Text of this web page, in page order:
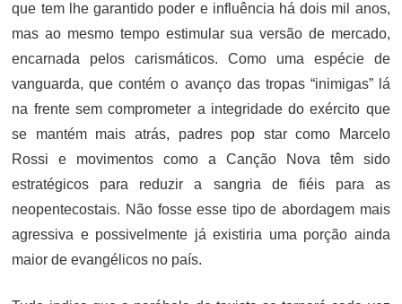
que tem lhe garantido poder e influência há dois mil anos,
mas ao mesmo tempo estimular sua versão de mercado,
encarnada pelos carismáticos. Como uma espécie de
vanguarda, que contém o avanço das tropas “inimigas” lá
na frente sem comprometer a integridade do exército que
se mantém mais atrás, padres pop star como Marcelo
Rossi e movimentos como a Canção Nova têm sido
estratégicos para reduzir a sangria de fiéis para as
neopentecostais. Não fosse esse tipo de abordagem mais
agressiva e possivelmente já existiria uma porção ainda
maior de evangélicos no país.